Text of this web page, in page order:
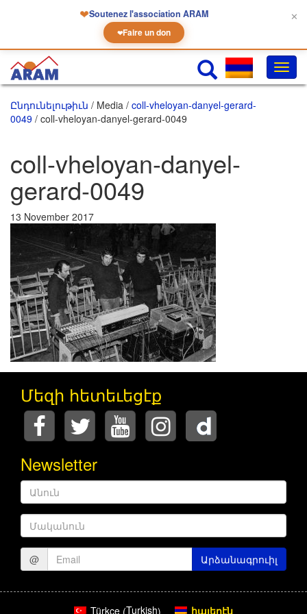
❤Soutenez l'association ARAM
❤Faire un don
✕
Ընդունելութիւն / Media / coll-vheloyan-danyel-gerard-
0049 / coll-vheloyan-danyel-gerard-0049
coll-vheloyan-danyel-
gerard-0049
13 November 2017
Մեզի հետեւեցէք
Newsletter
Անուն
Մականուն
@ Արձանագրուիլ
Türkçe Turkish հայերէն